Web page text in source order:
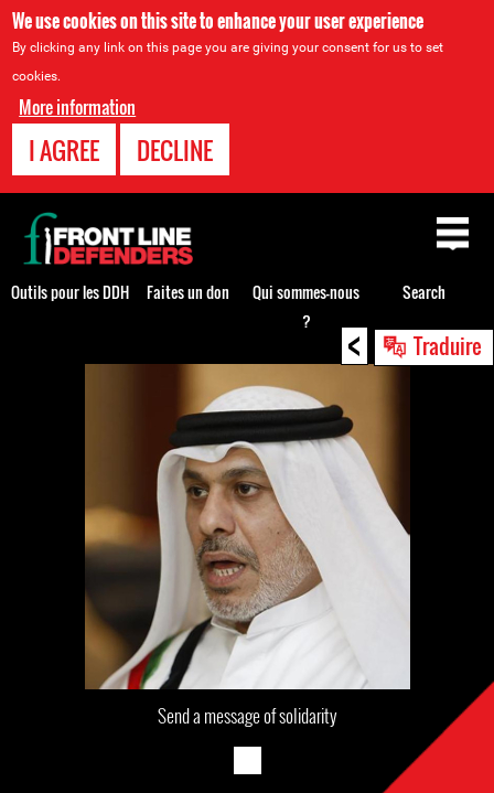
We use cookies on this site to enhance your user experience
By clicking any link on this page you are giving your consent for us to set
cookies.
More information
I AGREE DECLINE
< Traduire
Send a message of solidarity
Back
to
top
Outils pour les DDH Faites un don
Qui sommes-nous
?
Search